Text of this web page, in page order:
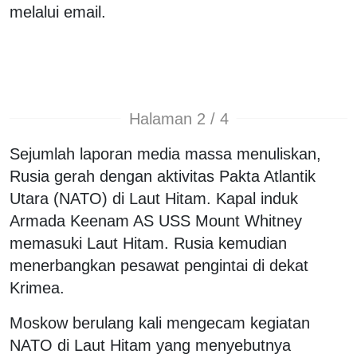
melalui email.
Halaman 2 / 4
Sejumlah laporan media massa menuliskan,
Rusia gerah dengan aktivitas Pakta Atlantik
Utara (NATO) di Laut Hitam. Kapal induk
Armada Keenam AS USS Mount Whitney
memasuki Laut Hitam. Rusia kemudian
menerbangkan pesawat pengintai di dekat
Krimea.
Moskow berulang kali mengecam kegiatan
NATO di Laut Hitam yang menyebutnya